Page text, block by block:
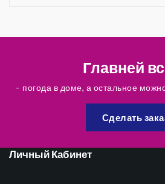
Главней
– погода в доме, а остальное
Сделать
Личный Кабинет